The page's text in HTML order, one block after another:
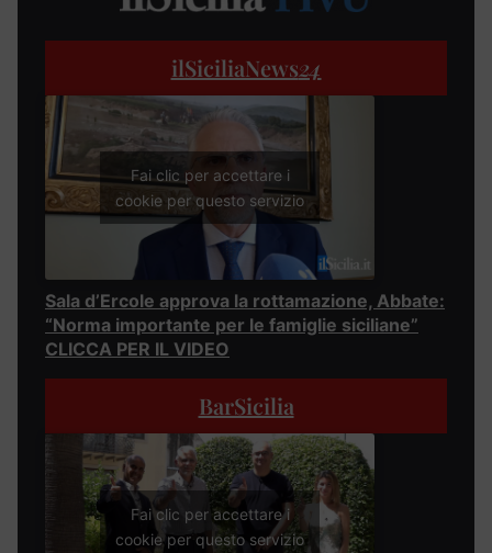
ilSiciliaNews24
Fai clic per accettare i
cookie per questo servizio
Sala d’Ercole approva la rottamazione, Abbate:
“Norma importante per le famiglie siciliane”
CLICCA PER IL VIDEO
BarSicilia
Fai clic per accettare i
cookie per questo servizio